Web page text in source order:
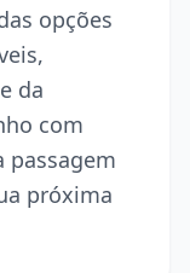
opções
da
com
passagem
próxima